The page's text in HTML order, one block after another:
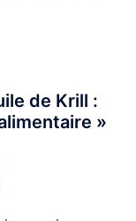
de Krill :
»